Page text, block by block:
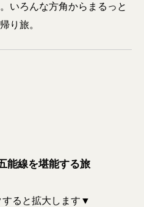
いろんな方角からまるっと
り旅。
能線を堪能する旅
ると拡大します▼